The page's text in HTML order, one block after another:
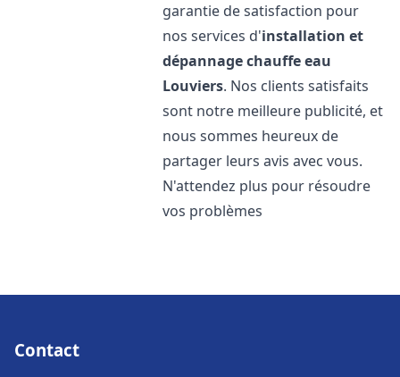
garantie de satisfaction pour
nos services d'installation et
dépannage chauffe eau
Louviers. Nos clients satisfaits
sont notre meilleure publicité, et
nous sommes heureux de
partager leurs avis avec vous.
N'attendez plus pour résoudre
vos problèmes
Contact